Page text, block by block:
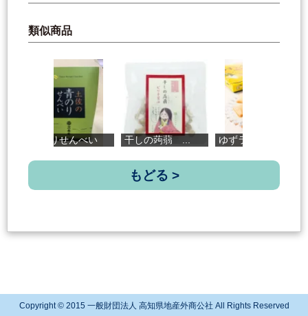
類似商品
青のりせんべい 干しの蒟蒻 ... ゆずラングド...
もどる >
Copyright © 2015 一般財団法人 高知県地産外商公社 All Rights Reserved